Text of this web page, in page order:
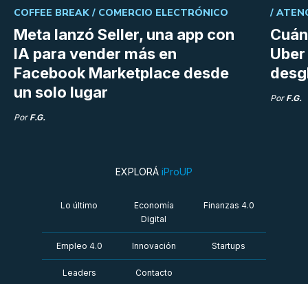
Meta lanzó Seller, una app con
IA para vender más en
Facebook Marketplace desde
un solo lugar
COFFEE BREAK / COMERCIO ELECTRÓNICO
Por F.G.
/
Por F.G.
EXPLORÁ iProUP
Lo último
Economía
Digital
Finanzas 4.0
Empleo 4.0 Innovación Startups
Leaders Contacto